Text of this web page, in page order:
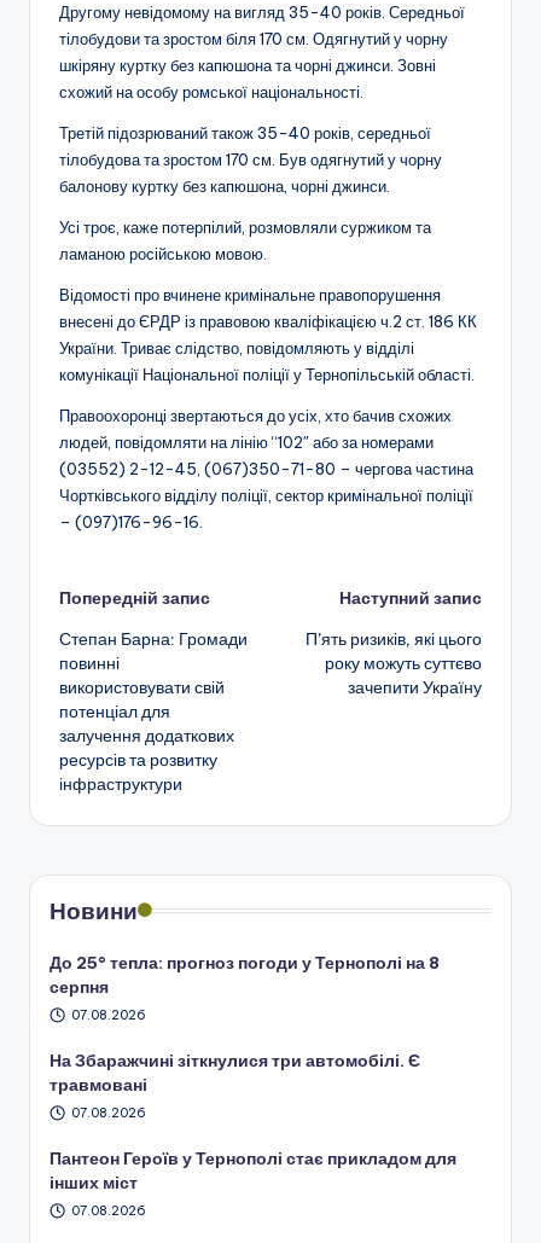
Другому невідомому на вигляд 35-40 років. Середньої
тілобудови та зростом біля 170 см. Одягнутий у чорну
шкіряну куртку без капюшона та чорні джинси. Зовні
схожий на особу ромської національності.
Третій підозрюваний також 35-40 років, середньої
тілобудова та зростом 170 см. Був одягнутий у чорну
балонову куртку без капюшона, чорні джинси.
Усі троє, каже потерпілий, розмовляли суржиком та
ламаною російською мовою.
Відомості про вчинене кримінальне правопорушення
внесені до ЄРДР із правовою кваліфікацією ч.2 ст. 186 КК
України. Триває слідство, повідомляють у відділі
комунікації Національної поліції у Тернопільській області.
Правоохоронці звертаються до усіх, хто бачив схожих
людей, повідомляти на лінію “102″ або за номерами
(03552) 2-12-45, (067)350-71-80 – чергова частина
Чортківського відділу поліції, сектор кримінальної поліції
– (097)176-96-16.
Навігація
по
запису
Попередній запис
Степан Барна: Громади
повинні
використовувати свій
потенціал для
залучення додаткових
ресурсів та розвитку
інфраструктури
Наступний запис
П’ять ризиків, які цього
року можуть суттєво
зачепити Україну
Новини
До 25° тепла: прогноз погоди у Тернополі на 8
серпня
07.08.2026
На Збаражчині зіткнулися три автомобілі. Є
травмовані
07.08.2026
Пантеон Героїв у Тернополі стає прикладом для
інших міст
07.08.2026